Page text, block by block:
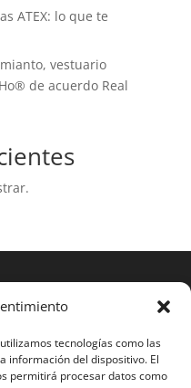
tecnologías como las
información del dispositivo. El
permitirá procesar datos como
ATEX: lo que te
vestuario
de acuerdo Real